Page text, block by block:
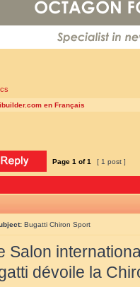
en Français
Page 1 of1 [ 1 post ]
Bugatti Chiron Sport
Salon
dévoile la